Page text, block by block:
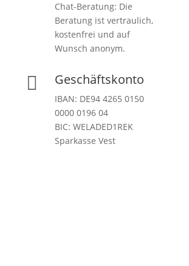
Chat-Beratung: Die
Beratung ist vertraulich,
kostenfrei und auf
Wunsch anonym.
 Geschäftskonto
IBAN: DE94 4265 0150
0000 0196 04
BIC: WELADED1REK
Sparkasse Vest